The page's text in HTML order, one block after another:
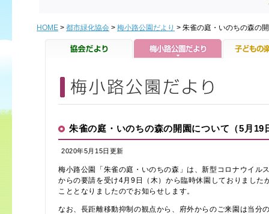
HOME > 都市緑化協会 > 梅小路公園だより > 朱雀の庭・いのちの森の
朱雀の庭・いのちの森の開園について（5月19
2020年5月15日更新
梅小路公園「朱雀の庭・いのちの森」は、新型コロナウイル
からの要請を受け4月9日（木）から臨時休園しておりました
こととなりましたのでお知らせします。
なお、長距離移動抑制の観点から、府外からのご来園は当分